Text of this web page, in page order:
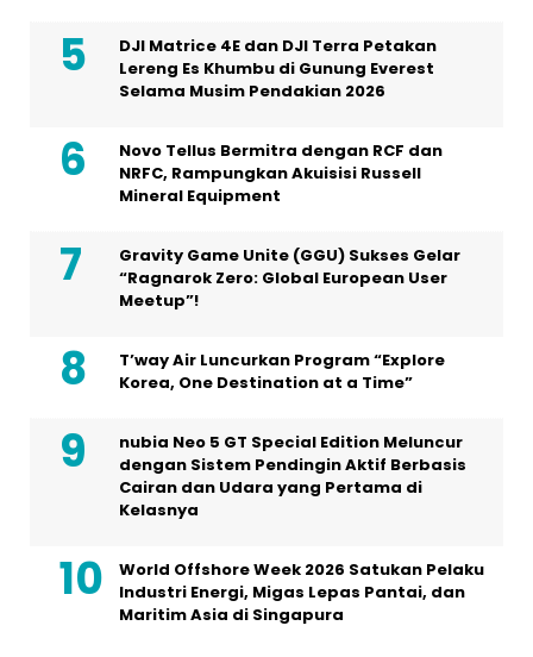
DJI Matrice 4E dan DJI Terra Petakan
Lereng Es Khumbu di Gunung Everest
Selama Musim Pendakian 2026
Novo Tellus Bermitra dengan RCF dan
NRFC, Rampungkan Akuisisi Russell
Mineral Equipment
Gravity Game Unite (GGU) Sukses Gelar
“Ragnarok Zero: Global European User
Meetup”!
T’way Air Luncurkan Program “Explore
Korea, One Destination at a Time”
nubia Neo 5 GT Special Edition Meluncur
dengan Sistem Pendingin Aktif Berbasis
Cairan dan Udara yang Pertama di
Kelasnya
World Offshore Week 2026 Satukan Pelaku
Industri Energi, Migas Lepas Pantai, dan
Maritim Asia di Singapura